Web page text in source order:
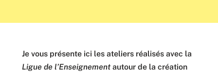
Je vous présente ici les ateliers réalisés avec la
Ligue de l’Enseignementautour de la création